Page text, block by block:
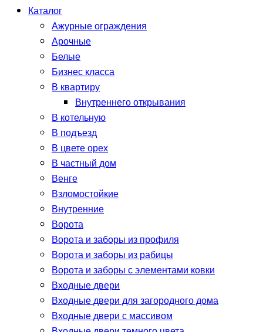
Каталог
Ажурные ограждения
Арочные
Белые
Бизнес класса
В квартиру
Внутреннего открывания
В котельную
В подъезд
В цвете орех
В частный дом
Венге
Взломостойкие
Внутренние
Ворота
Ворота и заборы из профиля
Ворота и заборы из рабицы
Ворота и заборы с элементами ковки
Входные двери
Входные двери для загородного дома
Входные двери с массивом